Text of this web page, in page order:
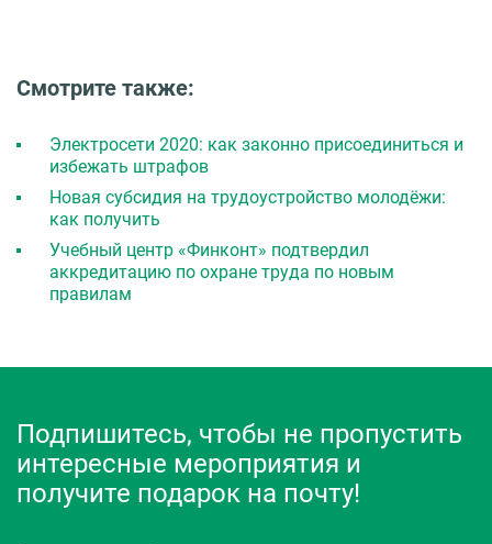
Смотрите также:
Электросети 2020: как законно присоединиться и
избежать штрафов
Новая субсидия на трудоустройство молодёжи:
как получить
Учебный центр «Финконт» подтвердил
аккредитацию по охране труда по новым
правилам
Подпишитесь, чтобы не пропустить
интересные мероприятия и
получите подарок на почту!